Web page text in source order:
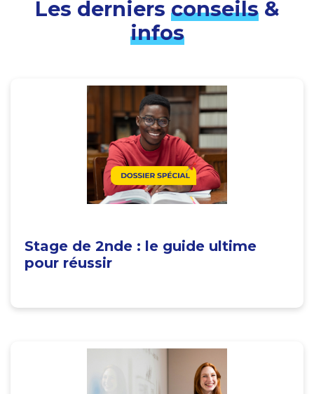
Les derniers conseils&
infos
Stage de 2nde : le guide ultime
pour réussir